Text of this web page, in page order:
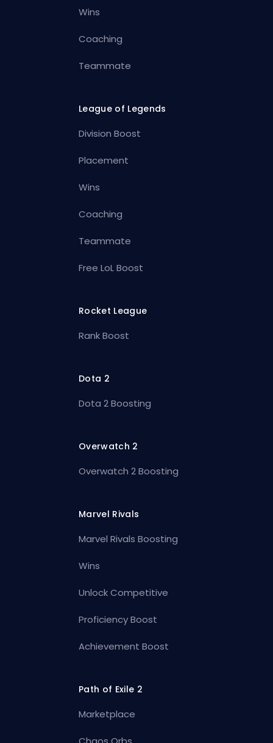
Wins
Coaching
Teammate
League of Legends
Division Boost
Placement
Wins
Coaching
Teammate
Free LoL Boost
Rocket League
Rank Boost
Dota 2
Dota 2 Boosting
Overwatch 2
Overwatch 2 Boosting
Marvel Rivals
Marvel Rivals Boosting
Wins
Unlock Competitive
Proficiency Boost
Achievement Boost
Path of Exile 2
Marketplace